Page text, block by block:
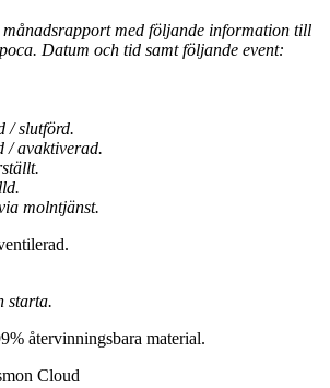
med följande information till
Datum och tid samt följande event:
/ slutförd.
/ avaktiverad.
molntjänst.
starta.
återvinningsbara material.
Cloud